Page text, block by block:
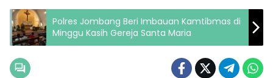
Polres Jombang Beri Imbauan Kamtibmas di
Minggu Kasih Gereja Santa Maria